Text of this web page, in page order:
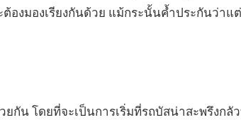
งมองเรียงกันด้วย แม้กระนั้นค้ำประกันว่าแต่
กัน โดยที่จะเป็นการเริ่มที่รถบัสน่าสะพรึงกลั